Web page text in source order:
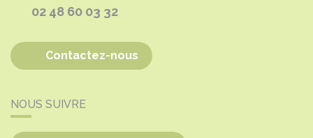
02 48 60 03 32
Contactez-nous
NOUS SUIVRE